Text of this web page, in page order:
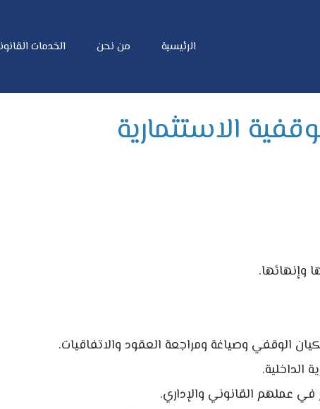
الرئيسية من نحن الخدمات
الاستثمارية
وإنهائها.
الوقفي وصياغة ومراجعة العقود والاتفاقيات.
الداخلية.
عملهم القانوني والإداري.